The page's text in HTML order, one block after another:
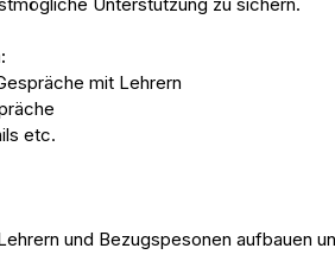
mit Lehrern
etc.
und Bezugspesonen aufbauen